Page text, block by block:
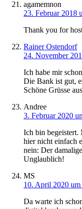
agamemnon
23. Februar 2018
Thank you for
Rainer Ostendorf
24. November
Ich habe mir
Die Bank ist gut,
Schöne Grüsse
Andree
3. Februar 2020
Ich bin begeistert.
hier nicht einfach
nein: Der
Unglaublich!
MS
10. April 2020
Da warte ich